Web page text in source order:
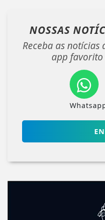
NOSSAS
Receba as notícias
app favorito